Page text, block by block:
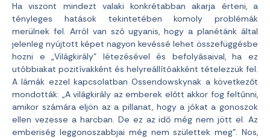
Ha viszont mindezt valaki konkrétabban akarja érteni, a
tényleges hatások tekintetében komoly problémák
merülnek fel. Arról van szó ugyanis, hogy a planétánk által
jelenleg nyújtott képet nagyon kevéssé lehet összefüggésbe
hozni e „Világkirály” létezésével és befolyásaival, ha ez
utóbbiakat pozitívakként és helyreállítóakként tételezzük fel.
A lámák ezzel kapcsolatban Ossendowskynak a következőt
mondották: „A világkirály az emberek előtt akkor fog feltűnni,
amikor számára eljön az a pillanat, hogy a jókat a gonoszok
ellen vezesse a harcban. De ez az idő még nem jött el. Az
emberiség leggonoszabbjai még nem születtek meg”. Nos,